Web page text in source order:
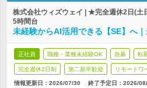
株式会社ウィズウェイ | ★完全週休2日(
5時間台
未経験からAI活用できる【SE】へ
正社員 職種・業種未経験OK 急募 転
完全週休2日制 第二新卒歓迎 リモートワ
情報更新日：2026/07/30 終了予定日： 2026/